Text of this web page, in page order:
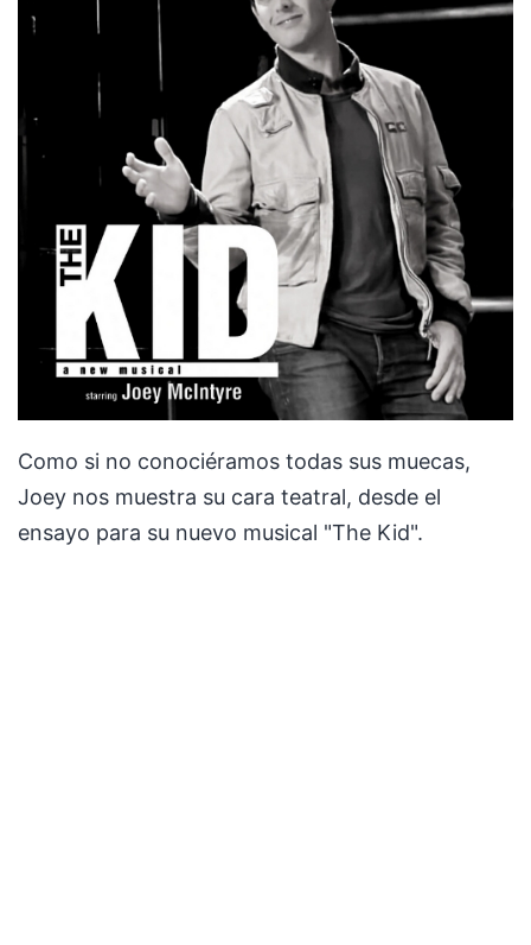
Como si no conociéramos todas sus muecas,
Joey nos muestra su cara teatral, desde el
ensayo para su nuevo musical "The Kid".